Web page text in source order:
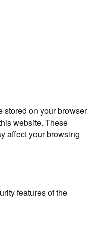
stored on your browser
website. These
affect your browsing
features of the